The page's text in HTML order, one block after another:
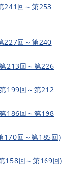
241回～第253
227回～第240
213回～第226
199回～第212
186回～第198
170回～第185回)
158回～第169回)